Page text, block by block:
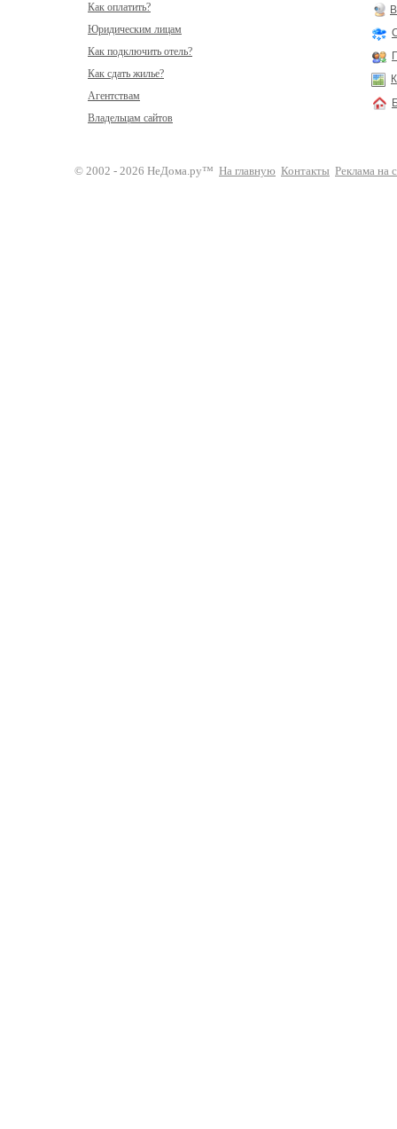
Как оплатить?
Юридическим лицам
Как подключить отель?
Как сдать жилье?
Агентствам
Владельцам сайтов
© 2002 - 2026 НеДома.ру™ На главную Контакты Реклама на